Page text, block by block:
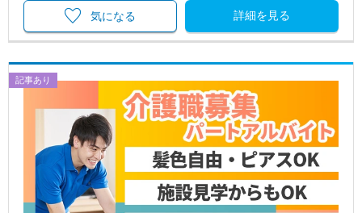
詳細を見る
気になる
記事あり